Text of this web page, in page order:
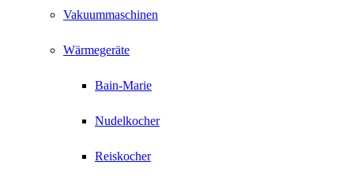
Vakuummaschinen
Wärmegeräte
Bain-Marie
Nudelkocher
Reiskocher